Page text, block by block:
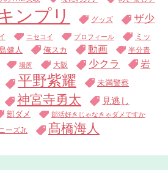
ンプリ グッズ
ザ少
ニセコイ プロフィール
ミッ
健人 俺スカ 動画
半分青
場所 大阪 少クラ
岩
平野紫耀 未満警察
神宮寺勇太
見逃し
部ダメ 部活好きじゃなきゃダメですか
ーズJr. 髙橋海人